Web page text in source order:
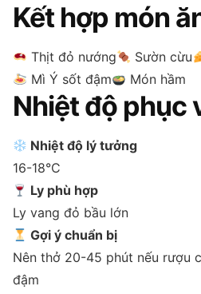
Kết hợp món
Thịt đỏ nướng Sườn cừu
Mì Ý sốt đậm
Món hầm
Nhiệt độ phục
Nhiệt độ lý tưởng
16-18°C
Ly phù hợp
Ly vang đỏ bầu lớn
Gợi ý chuẩn bị
Nên thở 20-45 phút nếu rượu
đậm